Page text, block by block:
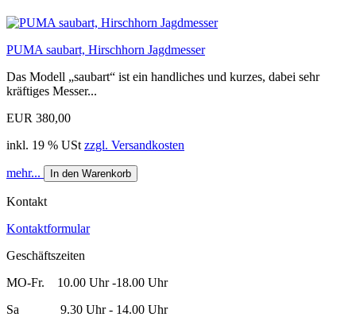
PUMA saubart, Hirschhorn Jagdmesser
Das Modell „saubart“ ist ein handliches und kurzes, dabei sehr
kräftiges Messer...
EUR 380,00
inkl. 19 % USt zzgl. Versandkosten
mehr... In den Warenkorb
Kontakt
Kontaktformular
Geschäftszeiten
MO-Fr. 10.00 Uhr -18.00 Uhr
Sa 9.30 Uhr - 14.00 Uhr